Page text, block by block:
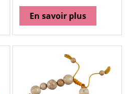
En savoir plus